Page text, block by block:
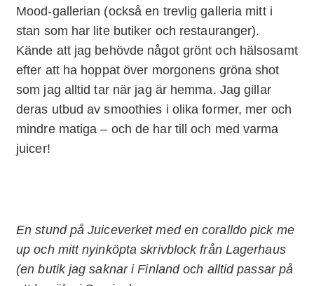
Mood-gallerian (också en trevlig galleria mitt i
stan som har lite butiker och restauranger).
Kände att jag behövde något grönt och hälsosamt
efter att ha hoppat över morgonens gröna shot
som jag alltid tar när jag är hemma. Jag gillar
deras utbud av smoothies i olika former, mer och
mindre matiga – och de har till och med varma
juicer!
En stund på Juiceverket med en coralldo pick me
up och mitt nyinköpta skrivblock från Lagerhaus
(en butik jag saknar i Finland och alltid passar på